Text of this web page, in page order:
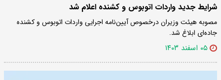
شرایط جدید واردات اتوبوس و کشنده اعلام شد
مصوبه هیئت وزیران درخصوص آیین‌نامه اجرایی واردات اتوبوس و کشنده
جاده‌ای ابلاغ شد.
۰۵ اسفند ۱۴۰۳